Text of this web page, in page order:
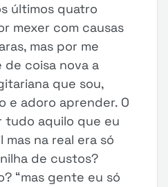
últimos quatro
mexer com causas
mas por me
de coisa nova a
que sou,
e adoro aprender. O
aquilo que eu
na real era só
de custos?
“mas gente eu só